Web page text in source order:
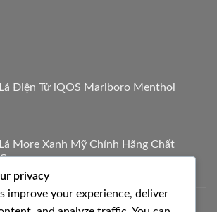
Điện Tử iQOS Marlboro Menthol
More Xanh Mỹ Chính Hãng Chất
₫
Milano Trắng Vị Truyền Thống
privacy
improve your experience, deliver